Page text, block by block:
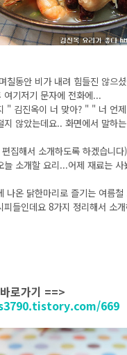
칠동안 비가 내려 힘들진 않으
여기저기 문자에 전화에...
" 김진옥이 너 맞아? " " 너 언
지 않았는데요.. 화면에서 말하
집해서 소개하도록 하겠습니다)
늘 소개할 요리...어제 재료는
나온 닭한마리로 즐기는 여름
피들인데요 8가지 정리해서 소
로가기 ==>
669